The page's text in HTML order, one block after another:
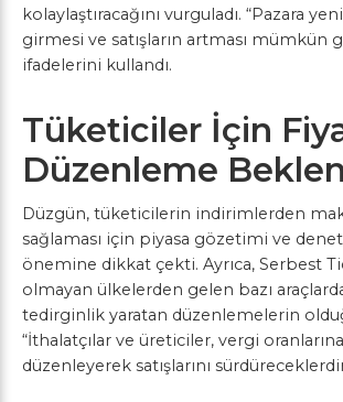
kolaylaştıracağını vurguladı. “Pazara
girmesi ve satışların artması mümkün
ifadelerini kullandı.
Tüketiciler İçin
Düzenleme
Düzgün, tüketicilerin indirimlerden
sağlaması için piyasa gözetimi ve
önemine dikkat çekti. Ayrıca, Serbest
olmayan ülkelerden gelen bazı
tedirginlik yaratan düzenlemelerin
“İthalatçılar ve üreticiler, vergi
düzenleyerek satışlarını